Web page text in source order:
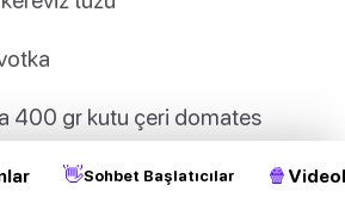
400 gr kutu çeri domates
sosu
👋Sohbet Başlatıcılar 🍿